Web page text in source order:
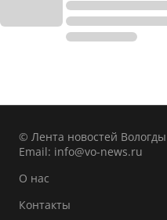
© Лента новостей Вологды
Email: info@vo-news.ru
О нас
Контакты